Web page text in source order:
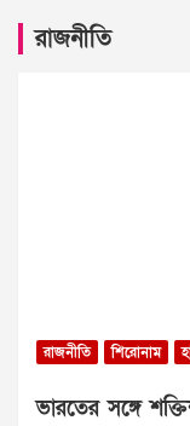
রাজনীতি
রাজনীতি শিরোনাম
ভারতের সঙ্গে